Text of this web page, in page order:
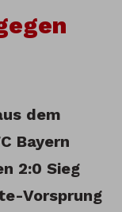
dem
Bayern
2:0 Sieg
Vorsprung